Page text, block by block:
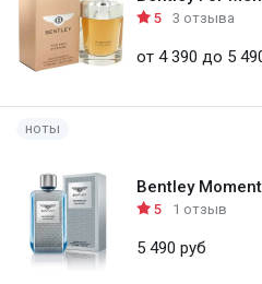
5 3 отзыва
от 4 390 до 5
ноты
Bentley
5 1 отзыв
5 490 руб